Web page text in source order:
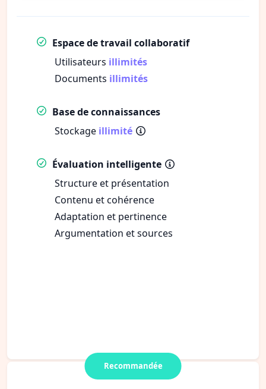
Espace de travail collaboratif
Utilisateurs illimités
Documents illimités
Base de connaissances
Stockage illimité
Évaluation intelligente
Structure et présentation
Contenu et cohérence
Adaptation et pertinence
Argumentation et sources
Recommandée